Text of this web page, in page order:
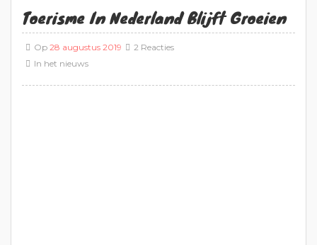
Toerisme In Nederland Blijft Groeien
Op 28 augustus 2019
In het nieuws
2 Reacties